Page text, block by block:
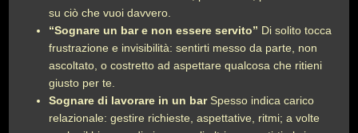
su ciò che vuoi davvero.
“Sognare un bar e non essere servito” Di solito tocca
frustrazione e invisibilità: sentirti messo da parte, non
ascoltato, o costretto ad aspettare qualcosa che ritieni
giusto per te.
Sognare di lavorare in un barSpesso indica carico
relazionale: gestire richieste, aspettative, ritmi; a volte